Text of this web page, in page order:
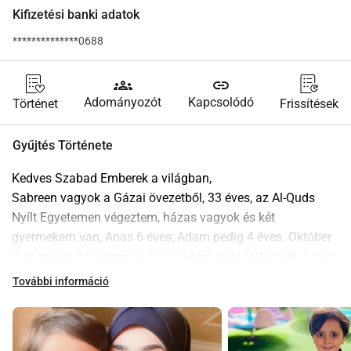
Kifizetési banki adatok
**************0688
Történet
groups
Adományozót
link
Kapcsolódó Frissítések
Gyűjtés Története
Kedves Szabad Emberek a világban,
Sabreen vagyok a Gázai övezetből, 33 éves, az Al-Quds
Nyílt Egyetemen végeztem, házas vagyok és két
gyermekem van, Anas 6 éves, Adam pedig 4 éves. Október
reggel hirtelen el kezdtek zúgni a rakéták, és ez soha nem
gyerekek sikítani kezdtek, majd kénytelenek voltunk a
Gázai övezet déli részére költözni Rafah-ba, miután az
További információ